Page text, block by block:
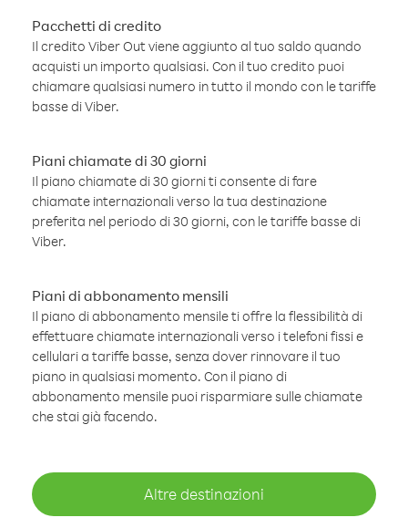
Pacchetti di credito
Il credito Viber Out viene aggiunto al tuo saldo quando
acquisti un importo qualsiasi. Con il tuo credito puoi
chiamare qualsiasi numero in tutto il mondo con le tariffe
basse di Viber.
Piani chiamate di 30 giorni
Il piano chiamate di 30 giorni ti consente di fare
chiamate internazionali verso la tua destinazione
preferita nel periodo di 30 giorni, con le tariffe basse di
Viber.
Piani di abbonamento mensili
Il piano di abbonamento mensile ti offre la flessibilità di
effettuare chiamate internazionali verso i telefoni fissi e
cellulari a tariffe basse, senza dover rinnovare il tuo
piano in qualsiasi momento. Con il piano di
abbonamento mensile puoi risparmiare sulle chiamate
che stai già facendo.
Altre destinazioni